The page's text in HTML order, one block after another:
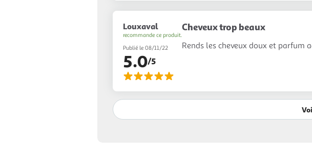
Louxaval
recommande ce produit.
Publié le 08/11/22
5.0/5
Cheveux trop beaux
Rends les cheveux doux et parfum